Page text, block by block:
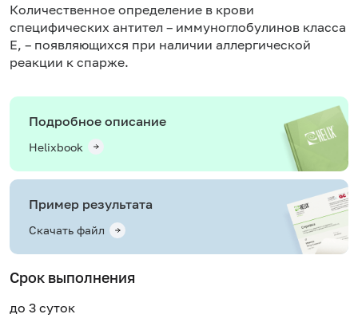
Количественное определение в крови
специфических антител – иммуноглобулинов класса
E, – появляющихся при наличии аллергической
реакции к спарже.
Подробное описание
Helixbook
Пример результата
Скачать файл
Срок выполнения
до 3 суток